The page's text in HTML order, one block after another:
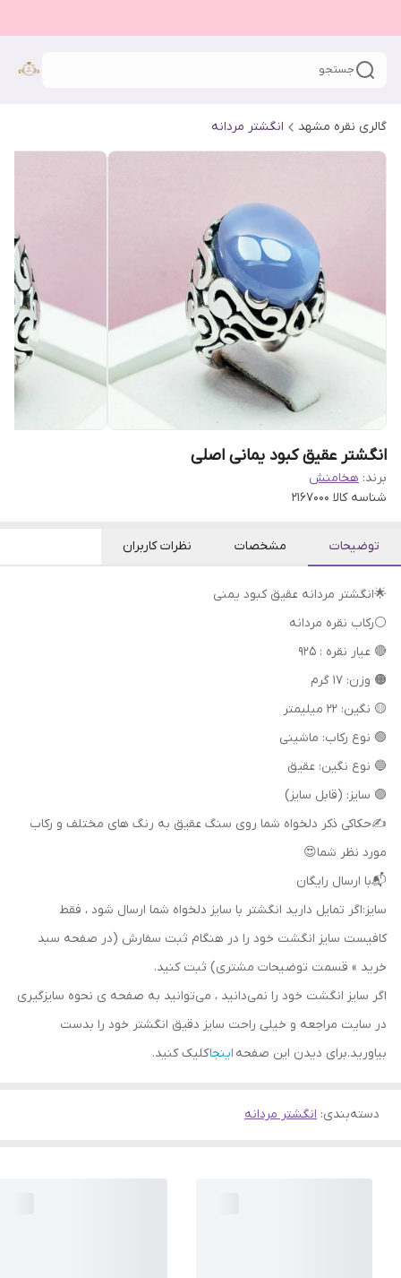
جستجو
گالری نقره مشهد انگشتر مردانه
انگشتر عقیق کبود یمانی اصلی
برند: هخامنش
شناسه کالا 2167000
توضیحات مشخصات نظرات کاربران
🌟انگشتر مردانه عقیق کبود یمنی
⚪رکاب نقره مردانه
🔴 عیار نقره : 925
🟠 وزن: 17 گرم
🟡 نگین: 22 میلیمتر
🟢 نوع رکاب: ماشینی
🔵 نوع نگین: عقیق
🟣 سایز: (قابل سایز)
✍حکاکی ذکر دلخواه شما روی سنگ عقیق به رنگ های مختلف و رکاب
مورد نظر شما😍
📬با ارسال رایگان
سایز:اگر تمایل دارید انگشتر با سایز دلخواه شما ارسال شود ، فقط
کافیست سایز انگشت خود را در هنگام ثبت سفارش (در صفحه سبد
خرید » قسمت توضیحات مشتری) ثبت کنید.
اگر سایز انگشت خود را نمی‌دانید ، می‌توانید به صفحه ی نحوه سایزگیری
در سایت مراجعه و خیلی راحت سایز دقیق انگشتر خود را بدست
بیاورید.برای دیدن این صفحه اینجاکلیک کنید.
دسته‌بندی: انگشتر مردانه